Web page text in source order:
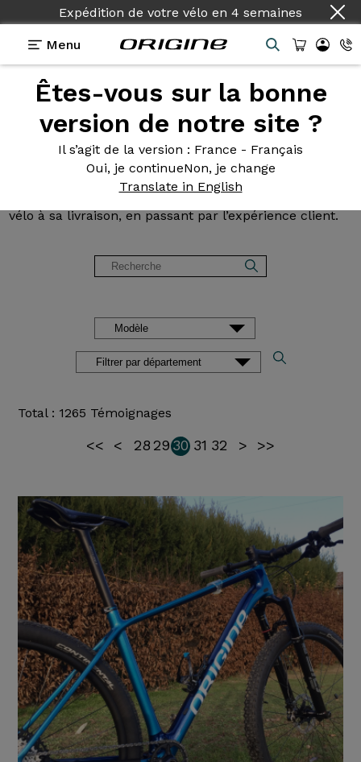
Expédition de votre vélo en 4 semaines
Menu
Êtes-vous sur la bonne
version de notre site ?
Il s’agit de la version : France - Français
Oui, je continueNon, je change
Translate in English
Avis ettémoignages des
clients Origine
Lisez les avis sur nos vélos de Route, Gravel, VTT et
vélo à sa livraison, en passant par l’expérience client.
Total : 1265 Témoignages
<< < 28 2930 31 32 > >>